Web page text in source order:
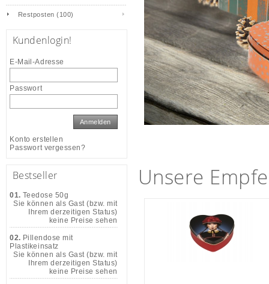
Unsere
Restposten (100)
Kundenlogin!
E-Mail-Adresse
Passwort
Anmelden
Konto erstellen
Passwort vergessen?
Bestseller
01. Teedose 50g
Sie können als Gast (bzw. mit
Ihrem derzeitigen Status)
keine Preise sehen
02. Pillendose mit
Plastikeinsatz
Sie können als Gast (bzw. mit
Ihrem derzeitigen Status)
keine Preise sehen